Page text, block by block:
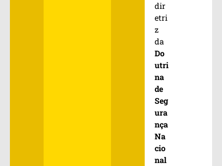
dir
etri
z
da
Do
utri
na
de
Seg
ura
nça
Na
cio
nal